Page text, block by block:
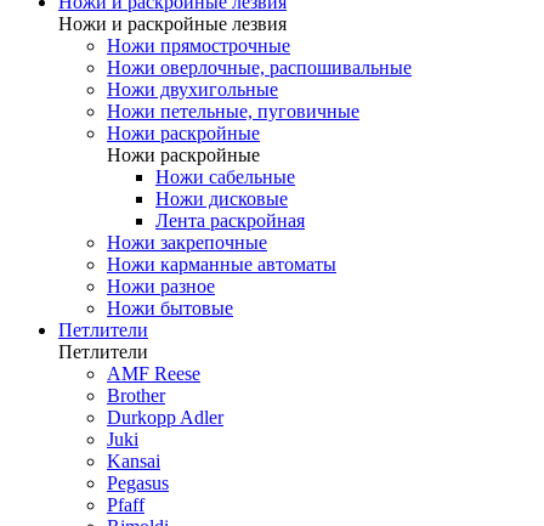
Ножи и раскройные лезвия
Ножи прямострочные
Ножи оверлочные, распошивальные
Ножи двухигольные
Ножи петельные, пуговичные
Ножи раскройные
Ножи раскройные
Ножи сабельные
Ножи дисковые
Лента раскройная
Ножи закрепочные
Ножи карманные автоматы
Ножи разное
Ножи бытовые
Петлители
Петлители
AMF Reese
Brother
Durkopp Adler
Juki
Kansai
Pegasus
Pfaff